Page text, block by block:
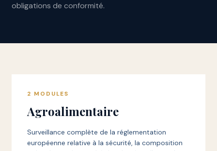
obligations de conformité.
2 MODULES
Agroalimentaire
Surveillance complète de la réglementation
européenne relative à la sécurité, la composition